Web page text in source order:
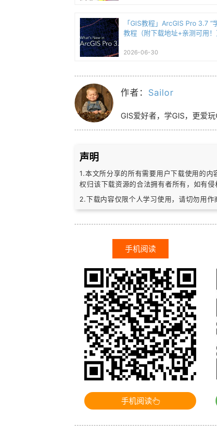
「GIS教程」ArcGIS Pro 3.7 “
教程（附下载地址+亲测可用
2026-06-30
作者： Sailor
GIS爱好者，学GIS，更爱
声明
1.本文所分享的所有需要用户下载使用的
权归该下载资源的合法拥有者所有， 如有侵
2.下载内容仅限个人学习使用，请切勿用
手机阅读
手机阅读